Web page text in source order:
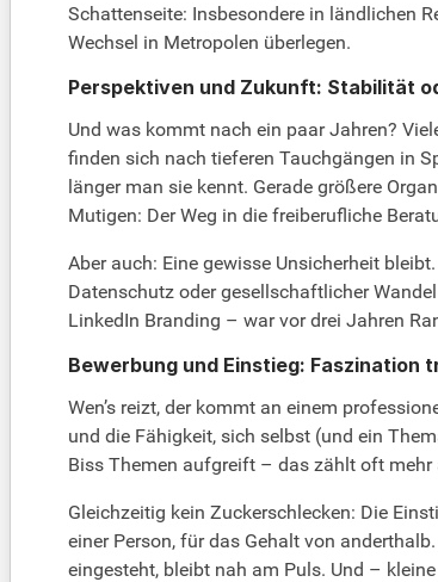
Schattenseite: Insbesondere in ländlichen
Wechsel in Metropolen überlegen.
Perspektiven und Zukunft: Stabilität
Und was kommt nach ein paar Jahren?
finden sich nach tieferen Tauchgängen in
länger man sie kennt. Gerade größere
Mutigen: Der Weg in die freiberufliche
Aber auch: Eine gewisse Unsicherheit
Datenschutz oder gesellschaftlicher
LinkedIn Branding – war vor drei Jahren
Bewerbung und Einstieg:
Wen’s reizt, der kommt an einem
und die Fähigkeit, sich selbst (und ein
Biss Themen aufgreift – das zählt oft
Gleichzeitig kein Zuckerschlecken: Die
einer Person, für das Gehalt von
eingesteht, bleibt nah am Puls. Und –